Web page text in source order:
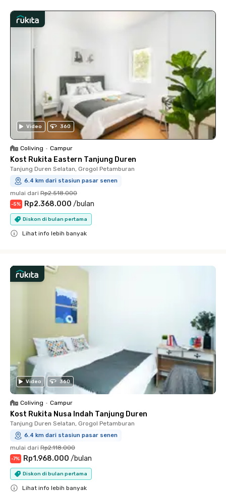
Video 360
Coliving • Campur
Kost Rukita Eastern Tanjung Duren
Tanjung Duren Selatan, Grogol Petamburan
6.4 km dari stasiun pasar senen
mulai dari Rp2.518.000
-5% Rp2.368.000 /bulan
Diskon di bulan pertama
Lihat info lebih banyak
Video 360
Coliving • Campur
Kost Rukita Nusa Indah Tanjung Duren
Tanjung Duren Selatan, Grogol Petamburan
6.4 km dari stasiun pasar senen
mulai dari Rp2.118.000
-7% Rp1.968.000 /bulan
Diskon di bulan pertama
Lihat info lebih banyak